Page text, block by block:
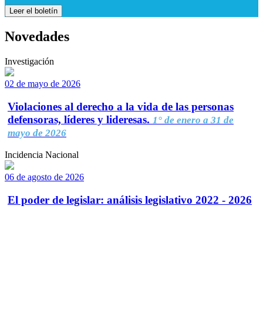
Leer el boletín
Novedades
Investigación
02 de mayo de 2026
Violaciones al derecho a la vida de las personas
defensoras, líderes y lideresas. 1° de enero a 31 de
mayo de 2026
Incidencia Nacional
06 de agosto de 2026
El poder de legislar: análisis legislativo 2022 - 2026